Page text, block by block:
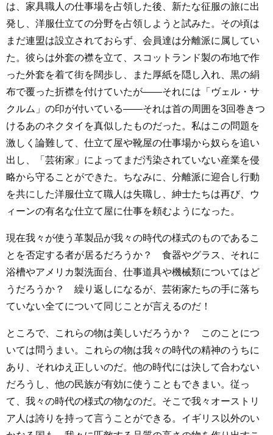
は、家具職人の仕事場を占領した後、新たな征服の旅に出
発し、洋服仕立ての分野を占領しようと試みた。その頃は
まだ連盟は設立されておらず、会員達は分離派に属してい
た。彼らは外套の襟を立て、スコットランド製の布地で作
った外套を着て街を闊歩し、また厚紙を隠し入れ、黒の絹
布で覆った折襟を付けていたが――それには「ヴェル・サ
クルム」の印が付いている――それは首の周囲を3回巻きつ
けるあのネクタイを真似したものだった。私はこの問題を
激しく論難して、仕立て屋や靴屋の仕事場から奴らを追い
出し、「芸術家」によってまだ汚染されていない産業を侵
略から守ることができた。ちなみに、分離派に迎合し行動
を共にした洋服仕立て職人は失職し、紳士たちは再び、ウ
ィーンの有名な仕立て屋に仕事を頼むようになった。
現在我々が使う革製品が我々の時代の様式のものであるこ
とを否定する者が居るだろうか？ 食器やグラス、それに
浴槽やアメリカ製洗面台、仕事道具や機械類についてはど
うだろうか？ 繰り返しになるが、芸術家たちの手に落ち
ていない全てについて同じことが言えるのだ！
ところで、これらの物は美しいだろうか？ このことにつ
いては問うまい。これらの物は我々の時代の精神のうちに
あり、それゆえ正しいのだ。他の時代には決して合わない
だろうし、他の民族が有効に使うこともできまい。従っ
て、我々の時代の様式の物なのだ。そこで我々オーストリ
ア人は誇りを持って言うことができる。イギリス以外のい